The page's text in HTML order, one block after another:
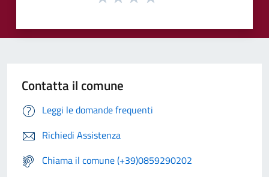
Contatta il comune
Leggi le domande frequenti
Richiedi Assistenza
Chiama il comune (+39)0859290202